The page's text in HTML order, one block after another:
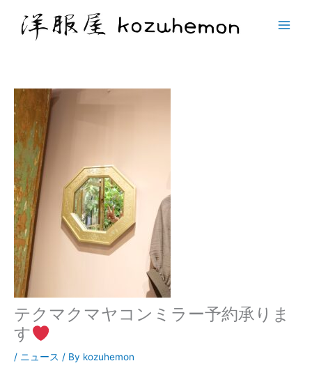
テクマクマヤコンミラー予約承りま
す
/ ニュース / By kozuhemon